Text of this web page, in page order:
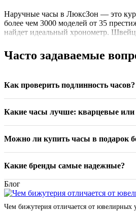
Наручные часы в ЛюксЗон — это
более чем 3000 моделей от 35
найдет идеальный хронометр.
Tissot из колыбели часового
воплощен в роскошных Roberto
минималистичных JOOP! и Jacques
фэшн-моделей за 5000 рублей до
официальной гарантией и
Экспертный подход к
ЛюксЗон — это не просто магазин, а
культуры с 15-летним опытом.
помогут выбрать часы под стиль
метров для активных, dress-watch
модели для трендсеттеров, смарт-
Собственный сервисный центр
обслуживания: от замены батарейки
Часто задаваемые
Как проверить подлинность часов?
Какие часы лучше: кварцевые или
Можно ли купить часы в подарок
Какие бренды самые надежные?
Блог
Чем бижутерия отличается от ювелирных